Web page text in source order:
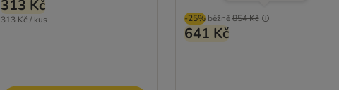
313 Kč
313 Kč / kus -25% běžně854 Kč
641 Kč